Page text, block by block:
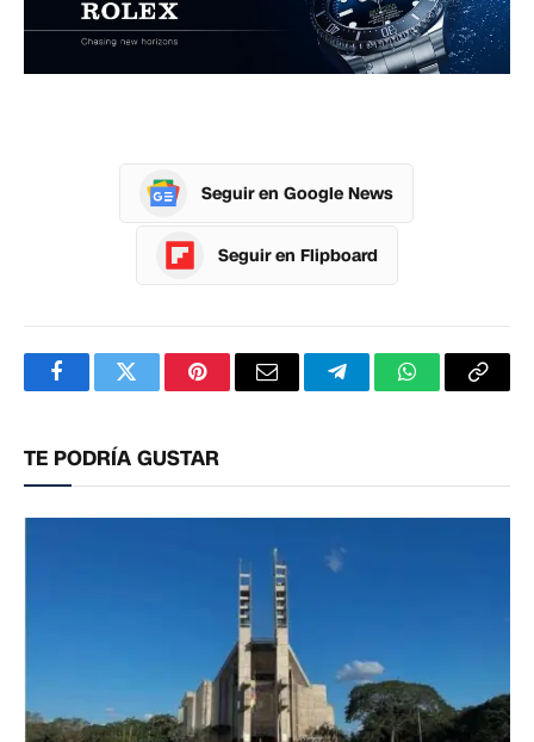
Seguir en Google News
Seguir en Flipboard
FacebookTwitterPinterestCorreoTelegramWhatsApp
TE PODRÍA GUSTAR